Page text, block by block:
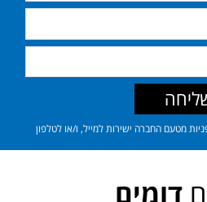
מטעם החברה ישירות למייל, ו/או לטלפון
דומים